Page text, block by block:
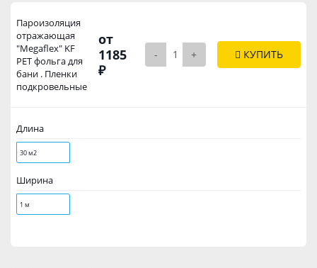
Пароизоляция
отражающая
"Megaflex" KF
PET фольга для
бани . Пленки
подкровельные
от
1185
₽
- + КУПИТЬ
Длина
30 м2
Ширина
1 м